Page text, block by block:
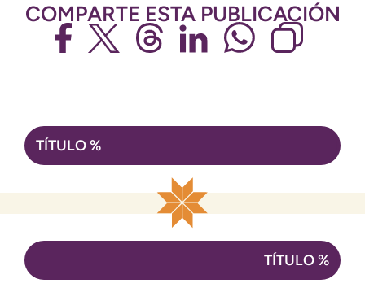
COMPARTE ESTA PUBLICACIÓN
Navegación
de
TÍTULO %
TÍTULO %